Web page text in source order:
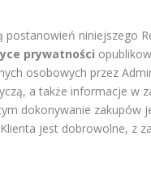
niniejszego
prywatności
osobowych przez
a także informacje w
dokonywanie zakupów
jest dobrowolne, z